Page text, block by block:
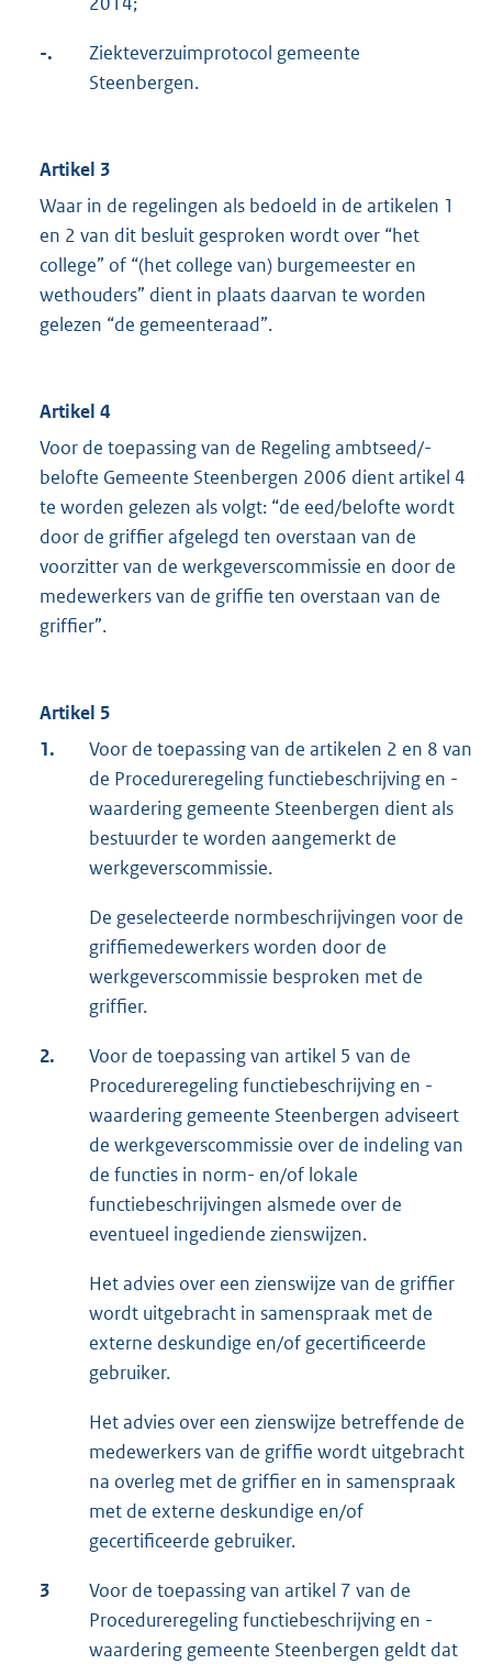
-.
Ziekteverzuimprotocol gemeente
Steenbergen.
Artikel 3
Waar in de regelingen als bedoeld in de artikelen 1
en 2 van dit besluit gesproken wordt over “het
college” of “(het college van) burgemeester en
wethouders” dient in plaats daarvan te worden
gelezen “de gemeenteraad”.
Artikel 4
Voor de toepassing van de Regeling ambtseed/-
belofte Gemeente Steenbergen 2006 dient artikel 4
te worden gelezen als volgt: “de eed/belofte wordt
door de griffier afgelegd ten overstaan van de
voorzitter van de werkgeverscommissie en door de
medewerkers van de griffie ten overstaan van de
griffier”.
Artikel 5
1.
Voor de toepassing van de artikelen 2 en 8 van
de Procedureregeling functiebeschrijving en -
waardering gemeente Steenbergen dient als
bestuurder te worden aangemerkt de
werkgeverscommissie.
De geselecteerde normbeschrijvingen voor de
griffiemedewerkers worden door de
werkgeverscommissie besproken met de
griffier.
2.
Voor de toepassing van artikel 5 van de
Procedureregeling functiebeschrijving en -
waardering gemeente Steenbergen adviseert
de werkgeverscommissie over de indeling van
de functies in norm- en/of lokale
functiebeschrijvingen alsmede over de
eventueel ingediende zienswijzen.
Het advies over een zienswijze van de griffier
wordt uitgebracht in samenspraak met de
externe deskundige en/of gecertificeerde
gebruiker.
Het advies over een zienswijze betreffende de
medewerkers van de griffie wordt uitgebracht
na overleg met de griffier en in samenspraak
met de externe deskundige en/of
gecertificeerde gebruiker.
3
Voor de toepassing van artikel 7 van de
Procedureregeling functiebeschrijving en -
waardering gemeente Steenbergen geldt dat